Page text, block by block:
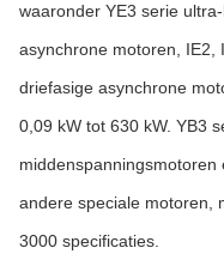
waaronder YE3 serie
asynchrone motoren, IE2,
driefasige asynchrone
0,09 kW tot 630 kW. YB3
middenspanningsmotoren
andere speciale motoren,
3000 specificaties.